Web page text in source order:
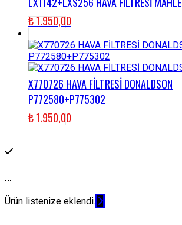
₺1.950,00
X770726 HAVA FİLTRESİ DONALDSON
P772580+P775302
₺1.950,00
...
Ürün listenize eklendi.